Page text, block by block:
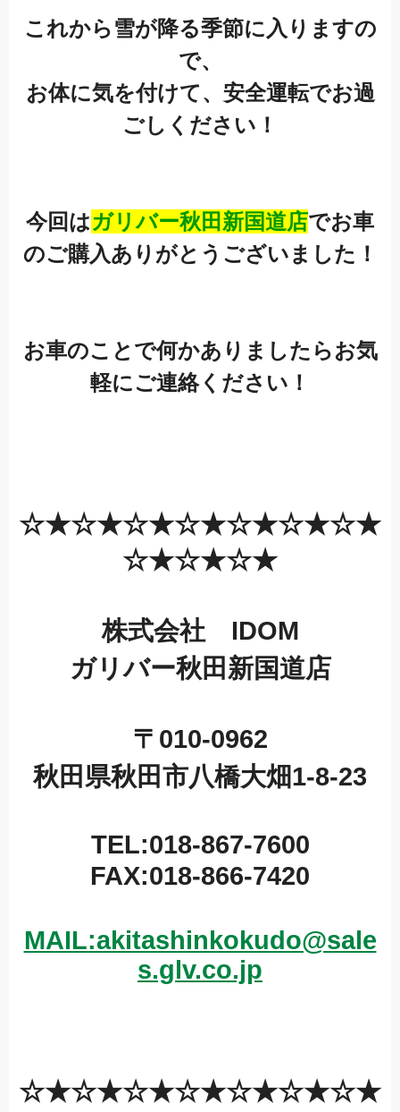
これから雪が降る季節に入りますの
で、
お体に気を付けて、安全運転でお過
ごしください！
今回はガリバー秋田新国道店でお車
のご購入ありがとうございました！
お車のことで何かありましたらお気
軽にご連絡ください！
☆★☆★☆★☆★☆★☆★☆★
☆★☆★☆★
株式会社 IDOM
ガリバー秋田新国道店
〒010-0962
秋田県秋田市八橋大畑1-8-23
TEL:018-867-7600
FAX:018-866-7420
MAIL:akitashinkokudo@sale
s.glv.co.jp
☆★☆★☆★☆★☆★☆★☆★